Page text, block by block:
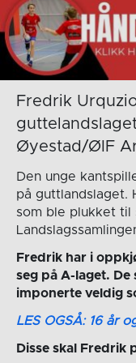
Fredrik
Øyestad/ØIF
Den unge
på guttlandslaget.
som ble plukket til
Fredrik har i
seg på A-laget. De
imponerte veldig
LES OGSÅ: 16 år
Disse skal Fredrik